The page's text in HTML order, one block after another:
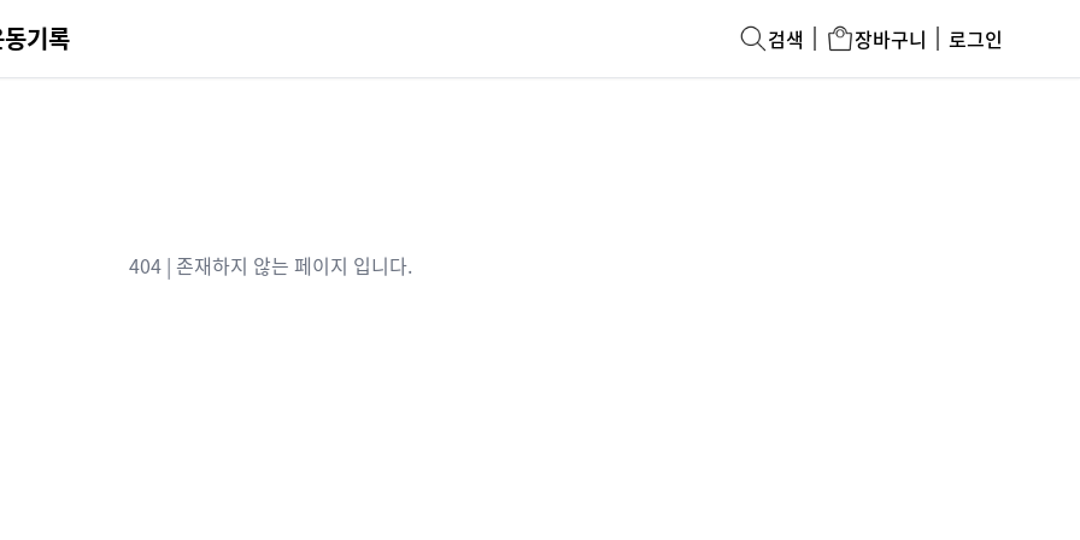
기록 검색 장바구니 로그인
404 | 존재하지 않는 페이지 입니다.